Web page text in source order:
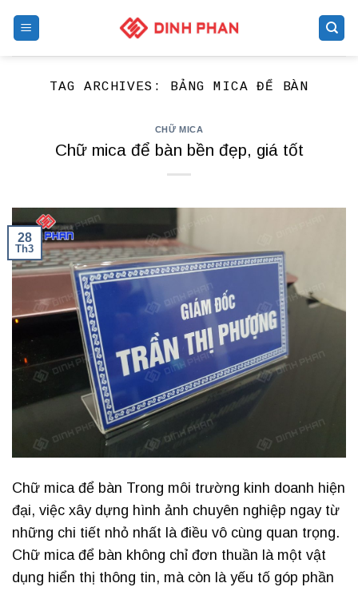
TAG ARCHIVES: BẢNG MICA ĐỂ BÀN
CHỮ MICA
Chữ mica để bàn bền đẹp, giá tốt
28
Th3
Chữ mica để bàn Trong môi trường kinh doanh hiện
đại, việc xây dựng hình ảnh chuyên nghiệp ngay từ
những chi tiết nhỏ nhất là điều vô cùng quan trọng.
Chữ mica để bàn không chỉ đơn thuần là một vật
dụng hiển thị thông tin, mà còn là yếu tố góp phần